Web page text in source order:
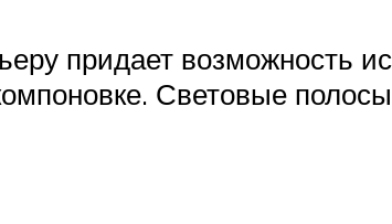
придает возможность
Световые